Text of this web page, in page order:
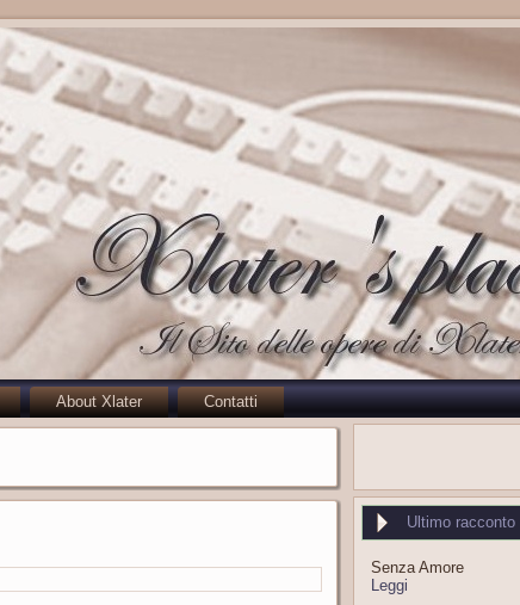
About Xlater Contatti
Ultimo racconto
Senza Amore
Leggi